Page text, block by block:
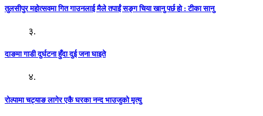
तुलसीपुर महोत्सवमा गित गाउनलाई मैले तपाईं सङ्ग चिया खानु पर्छ हो : टीका सानु
३.
दाङमा गाडी दुर्घटना हुँदा दुई जना घाइते
४.
रोल्पामा चट्याङ लागेर एकै घरका नन्द भाउजुको मृत्यु